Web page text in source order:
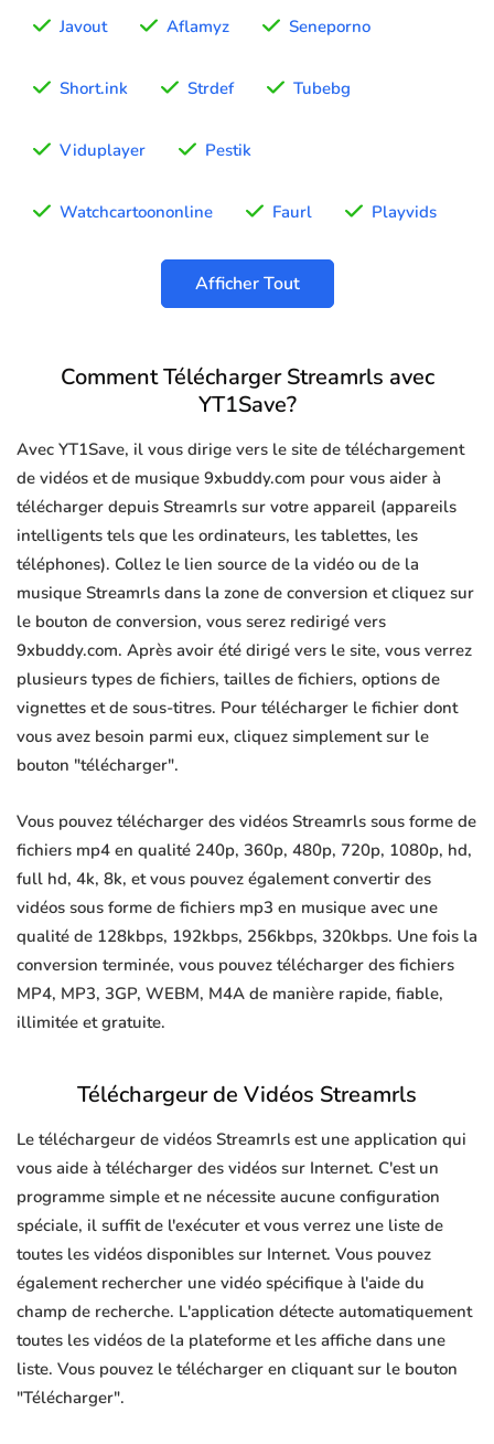
Javout Aflamyz Seneporno
Short.ink Strdef Tubebg
Viduplayer Pestik
Watchcartoononline Faurl Playvids
Afficher Tout
Comment Télécharger Streamrls avec
YT1Save?
Avec YT1Save, il vous dirige vers le site de téléchargement
de vidéos et de musique 9xbuddy.com pour vous aider à
télécharger depuis Streamrls sur votre appareil (appareils
intelligents tels que les ordinateurs, les tablettes, les
téléphones). Collez le lien source de la vidéo ou de la
musique Streamrls dans la zone de conversion et cliquez sur
le bouton de conversion, vous serez redirigé vers
9xbuddy.com. Après avoir été dirigé vers le site, vous verrez
plusieurs types de fichiers, tailles de fichiers, options de
vignettes et de sous-titres. Pour télécharger le fichier dont
vous avez besoin parmi eux, cliquez simplement sur le
bouton "télécharger".
Vous pouvez télécharger des vidéos Streamrls sous forme de
fichiers mp4 en qualité 240p, 360p, 480p, 720p, 1080p, hd,
full hd, 4k, 8k, et vous pouvez également convertir des
vidéos sous forme de fichiers mp3 en musique avec une
qualité de 128kbps, 192kbps, 256kbps, 320kbps. Une fois la
conversion terminée, vous pouvez télécharger des fichiers
MP4, MP3, 3GP, WEBM, M4A de manière rapide, fiable,
illimitée et gratuite.
Téléchargeur de Vidéos Streamrls
Le téléchargeur de vidéos Streamrls est une application qui
vous aide à télécharger des vidéos sur Internet. C'est un
programme simple et ne nécessite aucune configuration
spéciale, il suffit de l'exécuter et vous verrez une liste de
toutes les vidéos disponibles sur Internet. Vous pouvez
également rechercher une vidéo spécifique à l'aide du
champ de recherche. L'application détecte automatiquement
toutes les vidéos de la plateforme et les affiche dans une
liste. Vous pouvez le télécharger en cliquant sur le bouton
"Télécharger".